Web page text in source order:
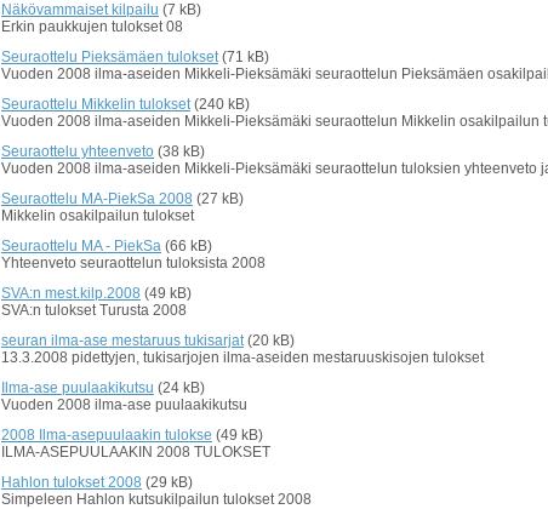
Näkövammaiset kilpailu (7 kB)
Erkin paukkujen tulokset 08
Seuraottelu Pieksämäen tulokset (71 kB)
Vuoden 2008 ilma-aseiden Mikkeli-Pieksämäki seuraottelun Pieksämäen
Seuraottelu Mikkelin tulokset (240 kB)
Vuoden 2008 ilma-aseiden Mikkeli-Pieksämäki seuraottelun Mikkelin osakilpailun
Seuraottelu yhteenveto (38 kB)
Vuoden 2008 ilma-aseiden Mikkeli-Pieksämäki seuraottelun tuloksien yhteenveto
Seuraottelu MA-PiekSa 2008 (27 kB)
Mikkelin osakilpailun tulokset
Seuraottelu MA - PiekSa (66 kB)
Yhteenveto seuraottelun tuloksista 2008
SVA:n mest.kilp.2008 (49 kB)
SVA:n tulokset Turusta 2008
seuran ilma-ase mestaruus tukisarjat (20 kB)
13.3.2008 pidettyjen, tukisarjojen ilma-aseiden mestaruuskisojen tulokset
Ilma-ase puulaakikutsu (24 kB)
Vuoden 2008 ilma-ase puulaakikutsu
2008 Ilma-asepuulaakin tulokse (49 kB)
ILMA-ASEPUULAAKIN 2008 TULOKSET
Hahlon tulokset 2008 (29 kB)
Simpeleen Hahlon kutsukilpailun tulokset 2008